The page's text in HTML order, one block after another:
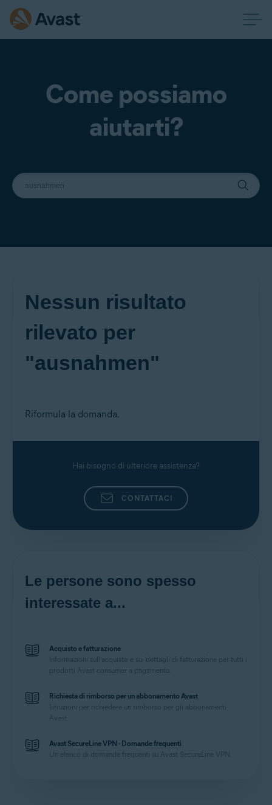
Come possiamo
aiutarti?
Nessun risultato
rilevato per
"ausnahmen"
Riformula la domanda.
Hai bisogno di ulteriore assistenza?
CONTATTACI
Le persone sono spesso
interessate a...
Acquisto e fatturazione
Informazioni sull’acquisto e sui dettagli di fatturazione per tutti i
prodotti Avast consumer a pagamento.
Richiesta di rimborso per un abbonamento Avast
Istruzioni per richiedere un rimborso per gli abbonamenti
Avast.
Avast SecureLine VPN - Domande frequenti
Un elenco di domande frequenti su Avast SecureLine VPN.